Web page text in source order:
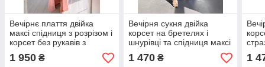
Вечірнє плаття двійка
максі спідниця з розрізом і
корсет без рукавів з
трояндами (р. 42, 44)
66036242Е
1 950 ₴
Вечірня сукня двійка
корсет на бретелях і
шнурівці та спідниця максі
з розрізом (р. 42, 44)
66036057Е
1 470₴ 1